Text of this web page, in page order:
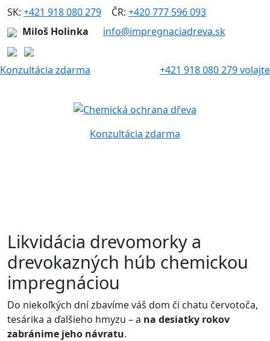
SK: +421 918 080 279 ČR: +420 777 596 093
Miloš Holinka
info@impregnaciadreva.sk
Konzultácia zdarma +421 918 080 279 volajte
Konzultácia zdarma
Likvidácia drevomorky a
drevokazných húb chemickou
impregnáciou
Do niekoľkých dní zbavíme váš dom či chatu červotoča,
tesárika a ďalšieho hmyzu – a na desiatky rokov
zabránime jeho návratu.